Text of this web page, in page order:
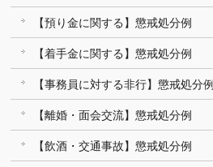
【預り金に関する】懲戒処分例
【着手金に関する】懲戒処分例
【事務員に対する非行】懲戒処分例
【離婚・面会交流】懲戒処分例
【飲酒・交通事故】懲戒処分例